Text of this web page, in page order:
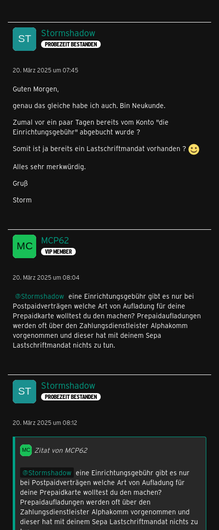
Stormshadow
PROBEZEIT BESTANDEN
20. März 2025 um 07:45
Guten Morgen,
genau das gleiche habe ich auch. Bin Neukunde.
Zumal vor ein paar Tagen bereits vom Konto "die
Einrichtungsgebühr" abgebucht wurde ?
Somit ist ja bereits ein Lastschriftmandat vorhanden ?
Alles sehr merkwürdig.
Gruß
Storm
MCP62
VIP MEMBER
20. März 2025 um 08:04
Stormshadow eine Einrichtungsgebühr gibt es nur bei
Postpaidverträgen welche Art von Aufladung für deine
Prepaidkarte wolltest du den machen? Prepaidaufladungen
werden oft über den Zahlungsdienstleister Alphakomm
vorgenommen und dieser hat mit deinem Sepa
Lastschriftmandat nichts zu tun.
Stormshadow
PROBEZEIT BESTANDEN
20. März 2025 um 08:12
Zitat von MCP62
Stormshadow eine Einrichtungsgebühr gibt es nur
bei Postpaidverträgen welche Art von Aufladung für
deine Prepaidkarte wolltest du den machen?
Prepaidaufladungen werden oft über den
Zahlungsdienstleister Alphakomm vorgenommen und
dieser hat mit deinem Sepa Lastschriftmandat nichts zu